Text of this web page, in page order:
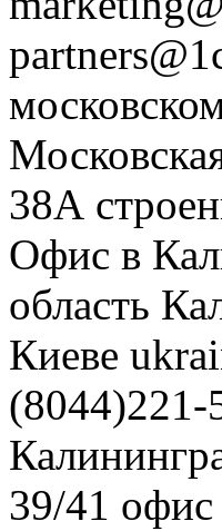
38А
Офис в
область
Киеве
(8044)221-
39/41